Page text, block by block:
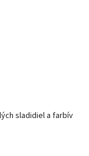
sladidiel a farbív